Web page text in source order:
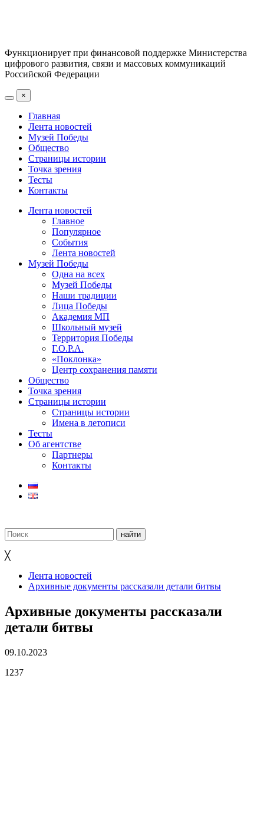
Функционирует при финансовой поддержке Министерства
цифрового развития, связи и массовых коммуникаций
Российской Федерации
×
Главная
Лента новостей
Музей Победы
Общество
Страницы истории
Точка зрения
Тесты
Контакты
Лента новостей
Главное
Популярное
События
Лента новостей
Музей Победы
Одна на всех
Музей Победы
Наши традиции
Лица Победы
Академия МП
Школьный музей
Территория Победы
Г.О.Р.А.
«Поклонка»
Центр сохранения памяти
Общество
Точка зрения
Страницы истории
Страницы истории
Имена в летописи
Тесты
Об агентстве
Партнеры
Контакты
╳
Лента новостей
Архивные документы рассказали детали битвы
Архивные документы рассказали
детали битвы
09.10.2023
1237